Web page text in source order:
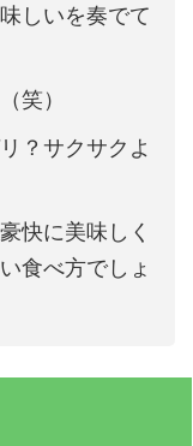
しいを奏でて
笑）
？サクサクよ
快に美味しく
食べ方でしょ